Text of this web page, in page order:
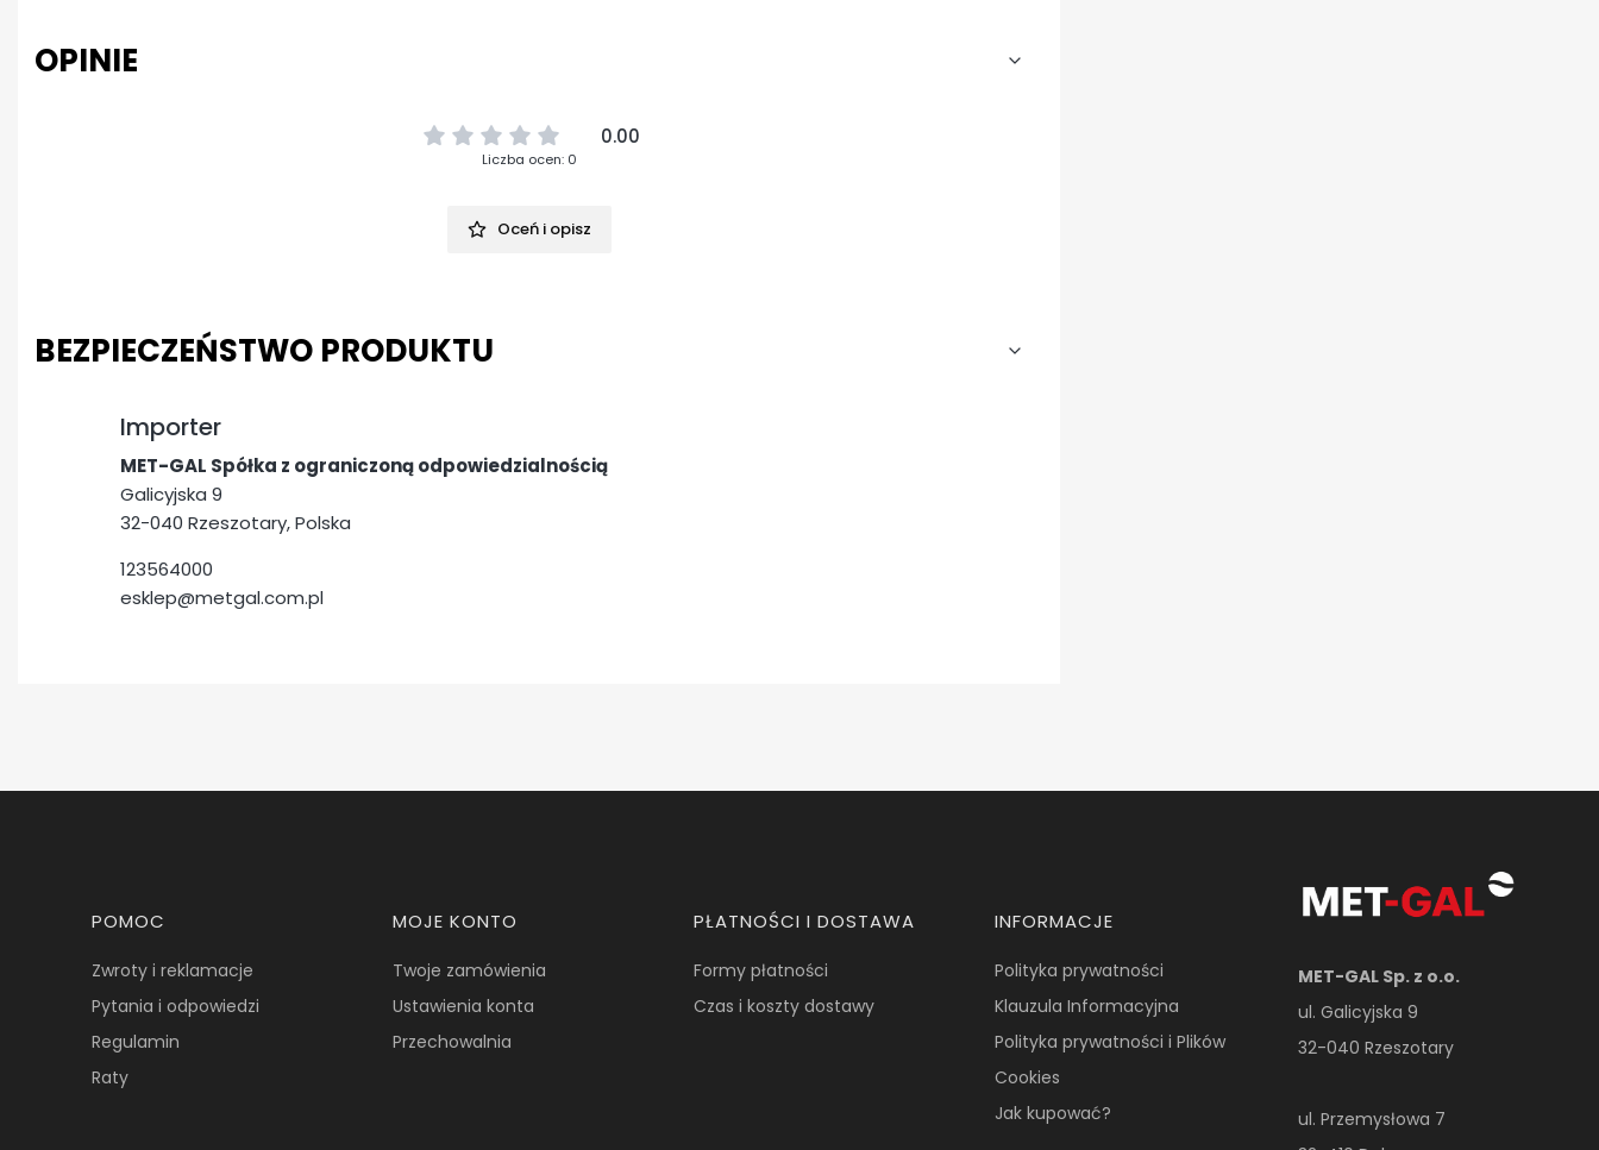
OPINIE
0.00
Liczba ocen: 0
Oceń i opisz
BEZPIECZEŃSTWO PRODUKTU
Importer
MET-GAL Spółka z ograniczoną odpowiedzialnością
Galicyjska 9
32-040 Rzeszotary, Polska
123564000
esklep@metgal.com.pl
Linki w stopce
POMOC
Zwroty i reklamacje
Pytania i odpowiedzi
Regulamin
Raty
MOJE KONTO
Twoje zamówienia
Ustawienia konta
Przechowalnia
PŁATNOŚCI I DOSTAWA
Formy płatności
Czas i koszty dostawy
INFORMACJE
Polityka prywatności
Klauzula Informacyjna
Polityka prywatności i Plików
Cookies
Jak kupować?
MET-GAL Sp. z o.o.
ul. Galicyjska 9
32-040 Rzeszotary
ul. Przemysłowa 7